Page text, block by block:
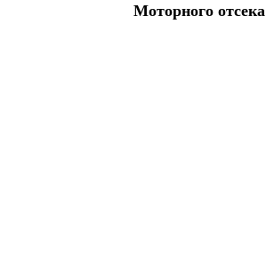
Моторного отсека